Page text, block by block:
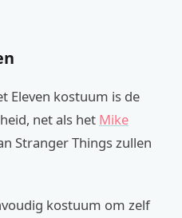
Eleven kostuum is de
net als het Mike
Stranger Things zullen
kostuum om zelf